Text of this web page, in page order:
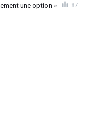
une option » 87